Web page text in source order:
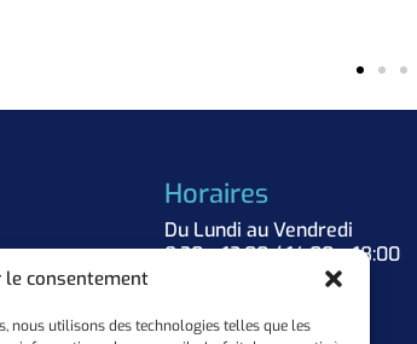
le consentement
nous utilisons des technologies telles que les
Horaires
Du Lundi au Vendredi
8:30 – 12:00 / 14:00 – 18:00